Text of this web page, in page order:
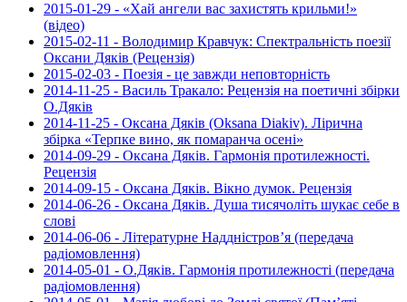
2015-01-29 - «Хай ангели вас захистять крильми!»
(відео)
2015-02-11 - Володимир Кравчук: Спектральність поезії
Оксани Дяків (Рецензія)
2015-02-03 - Поезія - це завжди неповторність
2014-11-25 - Василь Тракало: Рецензія на поетичні збірки
О.Дяків
2014-11-25 - Оксана Дяків (Oksana Diakiv). Лірична
збірка «Терпке вино, як помаранча осені»
2014-09-29 - Оксана Дяків. Гармонія протилежності.
Рецензія
2014-09-15 - Оксана Дяків. Вікно думок. Рецензія
2014-06-26 - Оксана Дяків. Душа тисячоліть шукає себе в
слові
2014-06-06 - Літературне Наддністров’я (передача
радіомовлення)
2014-05-01 - О.Дяків. Гармонія протилежності (передача
радіомовлення)